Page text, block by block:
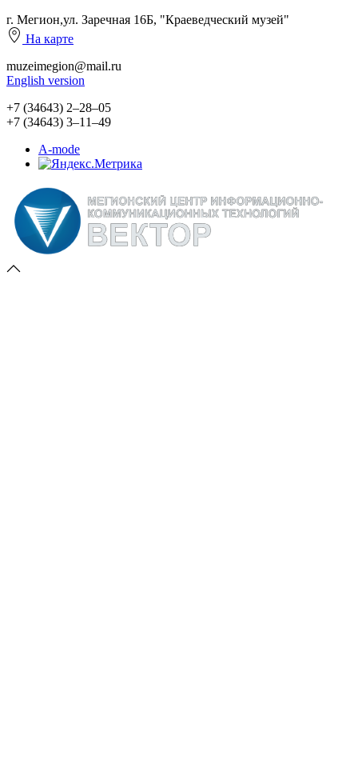
г. Мегион,ул. Заречная 16Б, "Краеведческий музей"
На карте
muzeimegion@mail.ru
English version
+7 (34643) 2‒28‒05
+7 (34643) 3‒11‒49
A-mode